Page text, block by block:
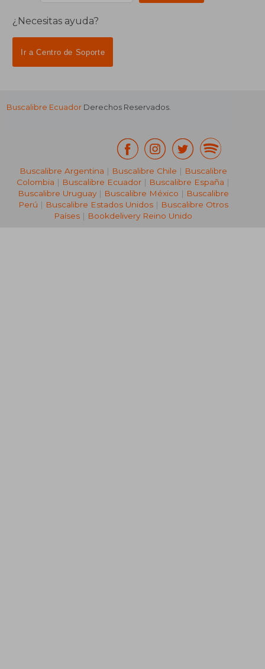
¿Necesitas ayuda?
Ir a Centro de Soporte
Buscalibre Ecuador Derechos Reservados.
Buscalibre Argentina | Buscalibre Chile | Buscalibre
Colombia | Buscalibre Ecuador | Buscalibre España |
Buscalibre Uruguay| Buscalibre México | Buscalibre
Perú | Buscalibre Estados Unidos| Buscalibre Otros
Países | Bookdelivery Reino Unido